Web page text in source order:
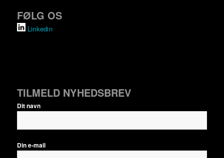
FØLG OS
Linkedin
TILMELD NYHEDSBREV
Dit navn
Din e-mail